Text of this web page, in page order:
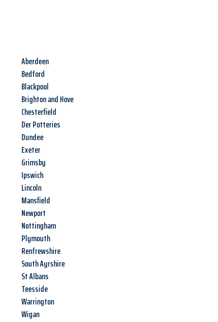
Aberdeen
Bedford
Blackpool
Brighton and Hove
Chesterfield
Der Potteries
Dundee
Exeter
Grimsby
Ipswich
Lincoln
Mansfield
Newport
Nottingham
Plymouth
Renfrewshire
South Ayrshire
St Albans
Teesside
Warrington
Wigan